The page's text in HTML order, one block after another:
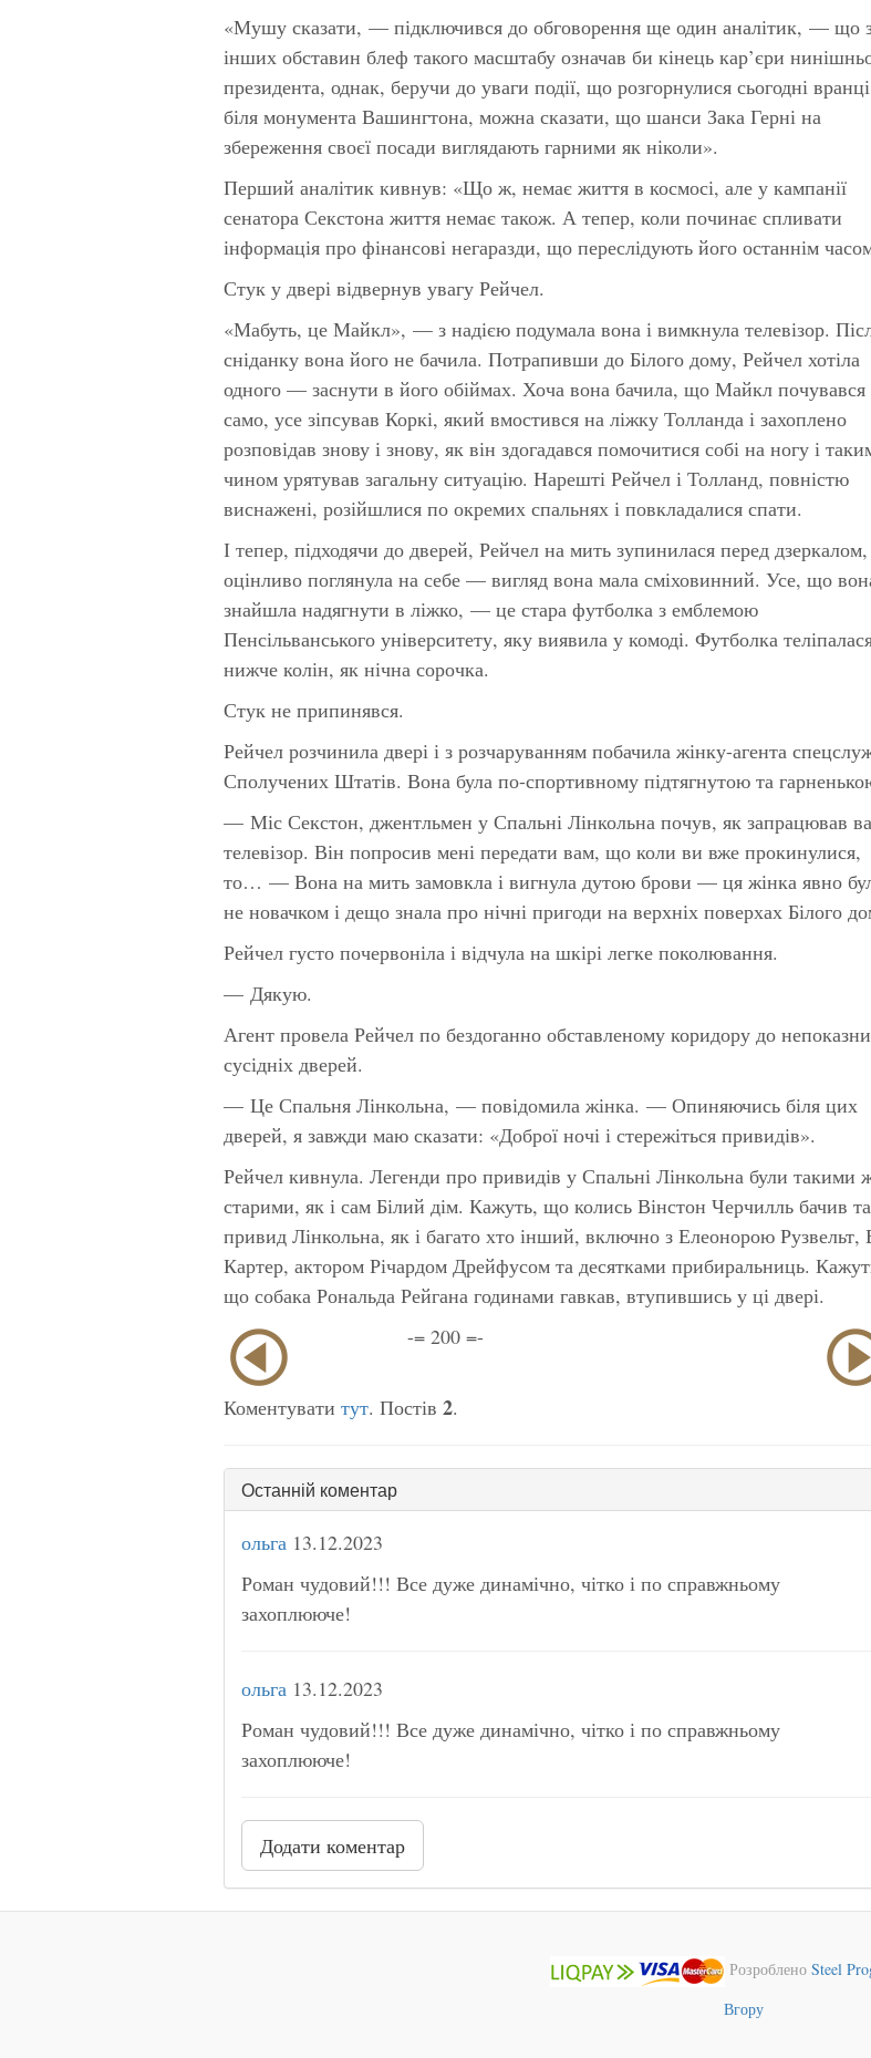
«Мушу сказати, — підключився до обговорення ще один аналітик, — що
інших обставин блеф такого масштабу означав би кінець кар’єри
президента, однак, беручи до уваги події, що розгорнулися сьогодні вранці
біля монумента Вашингтона, можна сказати, що шанси Зака Герні на
збереження своєї посади виглядають гарними як ніколи».
Перший аналітик кивнув: «Що ж, немає життя в космосі, але у кампанії
сенатора Секстона життя немає також. А тепер, коли починає спливати
інформація про фінансові негаразди, що переслідують його останнім
Стук у двері відвернув увагу Рейчел.
«Мабуть, це Майкл», — з надією подумала вона і вимкнула телевізор.
сніданку вона його не бачила. Потрапивши до Білого дому, Рейчел хотіла
одного — заснути в його обіймах. Хоча вона бачила, що Майкл почувався
само, усе зіпсував Коркі, який вмостився на ліжку Толланда і захоплено
розповідав знову і знову, як він здогадався помочитися собі на ногу і
чином урятував загальну ситуацію. Нарешті Рейчел і Толланд, повністю
виснажені, розійшлися по окремих спальнях і повкладалися спати.
І тепер, підходячи до дверей, Рейчел на мить зупинилася перед дзеркалом,
оцінливо поглянула на себе — вигляд вона мала сміховинний. Усе, що
знайшла надягнути в ліжко, — це стара футболка з емблемою
Пенсільванського університету, яку виявила у комоді. Футболка
нижче колін, як нічна сорочка.
Стук не припинявся.
Рейчел розчинила двері і з розчаруванням побачила жінку-агента
Сполучених Штатів. Вона була по-спортивному підтягнутою та
— Міс Секстон, джентльмен у Спальні Лінкольна почув, як запрацював
телевізор. Він попросив мені передати вам, що коли ви вже прокинулися,
то… — Вона на мить замовкла і вигнула дутою брови — ця жінка явно
не новачком і дещо знала про нічні пригоди на верхніх поверхах Білого
Рейчел густо почервоніла і відчула на шкірі легке поколювання.
— Дякую.
Агент провела Рейчел по бездоганно обставленому коридору до
сусідніх дверей.
— Це Спальня Лінкольна, — повідомила жінка. — Опиняючись біля цих
дверей, я завжди маю сказати: «Доброї ночі і стережіться привидів».
Рейчел кивнула. Легенди про привидів у Спальні Лінкольна були такими
старими, як і сам Білий дім. Кажуть, що колись Вінстон Черчилль бачив
привид Лінкольна, як і багато хто інший, включно з Елеонорою Рузвельт,
Картер, актором Річардом Дрейфусом та десятками прибиральниць.
що собака Рональда Рейгана годинами гавкав, втупившись у ці двері.
-= 200 =-
Коментувати тут. Постів 2.
Останній коментар
ольга 13.12.2023
Роман чудовий!!! Все дуже динамічно, чітко і по справжньому
захоплююче!
ольга 13.12.2023
Роман чудовий!!! Все дуже динамічно, чітко і по справжньому
захоплююче!
Додати коментар
Розроблено Steel
Вгору